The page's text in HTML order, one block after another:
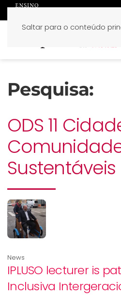
Saltar para o conteúdo
Pesquisa:
ODS 11
Sustentáveis
News
IPLUSO lecturer is
Inclusiva